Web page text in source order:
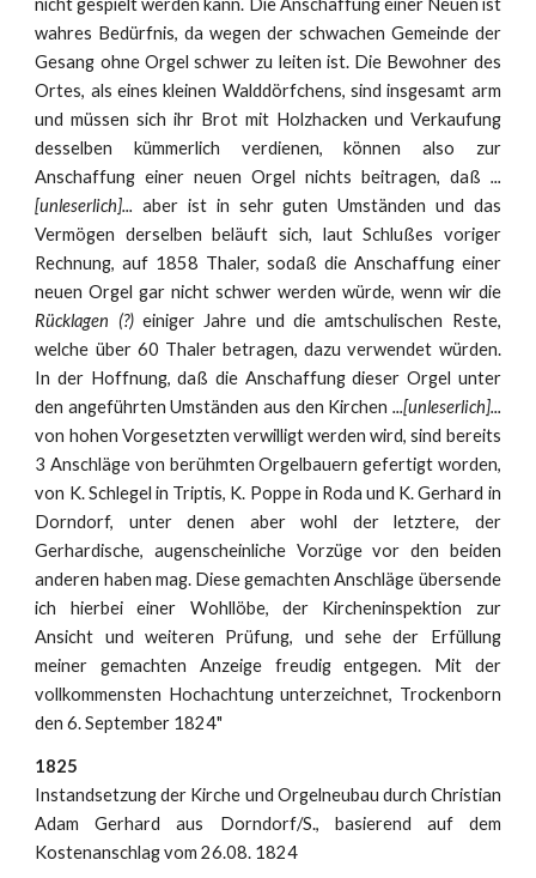
nicht gespielt werden kann. Die Anschaffung einer Neuen ist
wahres Bedürfnis, da wegen der schwachen Gemeinde der
Gesang ohne Orgel schwer zu leiten ist. Die Bewohner des
Ortes, als eines kleinen Walddörfchens, sind insgesamt arm
und müssen sich ihr Brot mit Holzhacken und Verkaufung
desselben kümmerlich verdienen, können also zur
Anschaffung einer neuen Orgel nichts beitragen, daß ...
[unleserlich]... aber ist in sehr guten Umständen und das
Vermögen derselben beläuft sich, laut Schlußes voriger
Rechnung, auf 1858 Thaler, sodaß die Anschaffung einer
neuen Orgel gar nicht schwer werden würde, wenn wir die
Rücklagen (?)einiger Jahre und die amtschulischen Reste,
welche über 60 Thaler betragen, dazu verwendet würden.
In der Hoffnung, daß die Anschaffung dieser Orgel unter
den angeführten Umständen aus den Kirchen ...[unleserlich]...
von hohen Vorgesetzten verwilligt werden wird, sind bereits
3 Anschläge von berühmten Orgelbauern gefertigt worden,
von K. Schlegel in Triptis, K. Poppe in Roda und K. Gerhard in
Dorndorf, unter denen aber wohl der letztere, der
Gerhardische, augenscheinliche Vorzüge vor den beiden
anderen haben mag. Diese gemachten Anschläge übersende
ich hierbei einer Wohllöbe, der Kircheninspektion zur
Ansicht und weiteren Prüfung, und sehe der Erfüllung
meiner gemachten Anzeige freudig entgegen. Mit der
vollkommensten Hochachtung unterzeichnet, Trockenborn
den 6. September 1824"
1825
Instandsetzung der Kirche und Orgelneubau durch Christian
Adam Gerhard aus Dorndorf/S., basierend auf dem
Kostenanschlag vom 26.08. 1824